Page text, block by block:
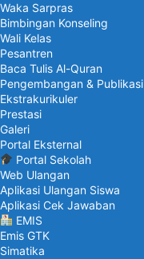
Waka Sarpras
Bimbingan Konseling
Wali Kelas
Pesantren
Baca Tulis Al-Quran
Pengembangan & Publikasi
Ekstrakurikuler
Prestasi
Galeri
Portal Eksternal
Portal Sekolah
Web Ulangan
Aplikasi Ulangan Siswa
Aplikasi Cek Jawaban
EMIS
Emis GTK
Simatika